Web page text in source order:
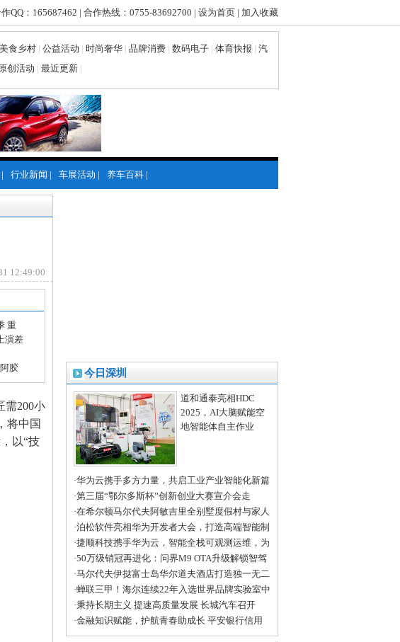
QQ：165687462 | 合作热线：0755-83692700 | 设为首页 | 加入收藏
美食乡村 | 公益活动 | 时尚奢华 | 品牌消费 | 数码电子 | 体育快报 | 汽
创活动 | 最近更新 |
| 行业新闻 | 车展活动 | 养车百科 |
今日深圳
道和通泰亮相HDC
2025，AI大脑赋能空
地智能体自主作业
·华为云携手多方力量，共启工业产业智能化新篇
章
·第三届“鄂尔多斯杯”创新创业大赛宣介会走
进“创新之都”深圳、“北国春城”长春
·在希尔顿马尔代夫阿敏吉里全别墅度假村与家人
一起庆祝假期时光
·泊松软件亮相华为开发者大会，打造高端智能制
造全场景解决方案
·捷顺科技携手华为云，智能全栈可观测运维，为
智慧停车系统保驾护航
·50万级销冠再进化：问界M9 OTA升级解锁智驾
全场景无断点通行
·马尔代夫伊挞富士岛华尔道夫酒店打造独一无二
法拉利定制体验
·蝉联三甲！海尔连续22年入选世界品牌实验室中
国500最具价值品牌
·秉持长期主义 提速高质量发展 长城汽车召开
2024年年度股东大会交流会
·金融知识赋能，护航青春助成长 平安银行信用
卡中心为深圳技术大学学子上好金融“必修课”
12:49:00
重
演差
胶
需200小
将中国
以“技